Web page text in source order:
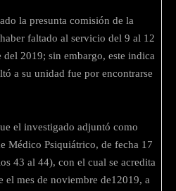
la presunta comisión de la
faltado al servicio del 9 al 12
2019; sin embargo, este indica
a su unidad fue por encontrarse
el investigado adjuntó como
Médico Psiquiátrico, de fecha 17
43 al 44), con el cual se acredita
el mes de noviembre de12019, a